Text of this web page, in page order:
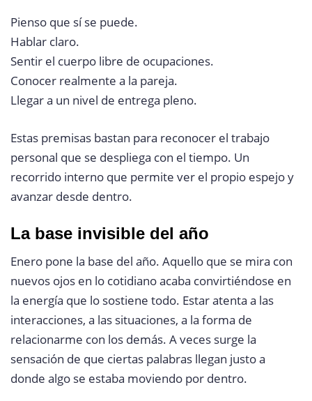
Pienso que sí se puede.
Hablar claro.
Sentir el cuerpo libre de ocupaciones.
Conocer realmente a la pareja.
Llegar a un nivel de entrega pleno.
Estas premisas bastan para reconocer el trabajo
personal que se despliega con el tiempo. Un
recorrido interno que permite ver el propio espejo y
avanzar desde dentro.
La base invisible del año
Enero pone la base del año. Aquello que se mira con
nuevos ojos en lo cotidiano acaba convirtiéndose en
la energía que lo sostiene todo. Estar atenta a las
interacciones, a las situaciones, a la forma de
relacionarme con los demás. A veces surge la
sensación de que ciertas palabras llegan justo a
donde algo se estaba moviendo por dentro.